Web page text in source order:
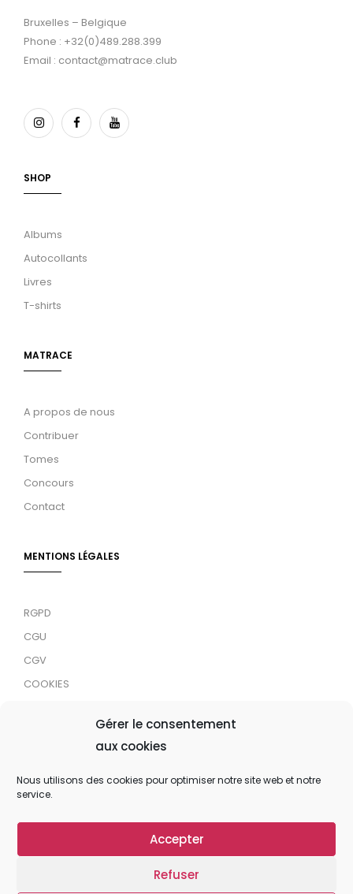
Gérer le consentement
aux cookies
Nous utilisons des cookies pour optimiser notre site web et notre
service.
Accepter
Refuser
Bruxelles – Belgique
Phone : +32(0)489.288.399
Email : contact@matrace.club
SHOP
Albums
Autocollants
Livres
T-shirts
MATRACE
A propos de nous
Contribuer
Tomes
Concours
Contact
MENTIONS LÉGALES
RGPD
CGU
CGV
COOKIES